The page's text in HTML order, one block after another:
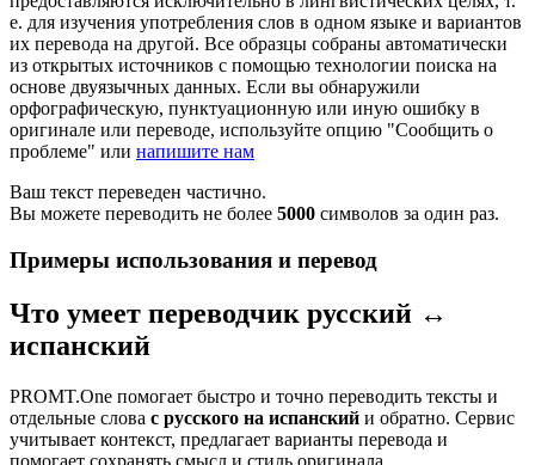
е. для изучения употребления слов в одном языке и вариантов
их перевода на другой. Все образцы собраны автоматически
из открытых источников с помощью технологии поиска на
основе двуязычных данных. Если вы обнаружили
орфографическую, пунктуационную или иную ошибку в
оригинале или переводе, используйте опцию "Сообщить о
проблеме" или напишите нам
Ваш текст переведен частично.
Вы можете переводить не более 5000 символов за один раз.
Примеры использования и перевод
Что умеет переводчик русский ↔
испанский
PROMT.One помогает быстро и точно переводить тексты и
отдельные слова с русского на испанский и обратно. Сервис
учитывает контекст, предлагает варианты перевода и
помогает сохранять смысл и стиль оригинала.